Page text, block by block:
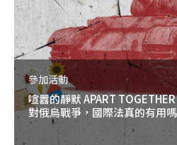
參加活動
喧囂的靜默 APART
對俄烏戰爭，國際法真的有用嗎